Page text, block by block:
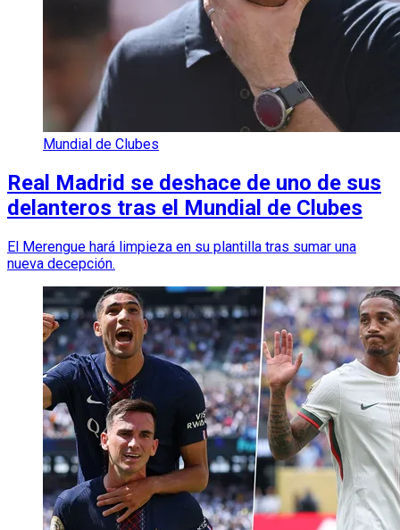
Mundial de Clubes
Real Madrid se deshace de uno de sus
delanteros tras el Mundial de Clubes
El Merengue hará limpieza en su plantilla tras sumar una
nueva decepción.